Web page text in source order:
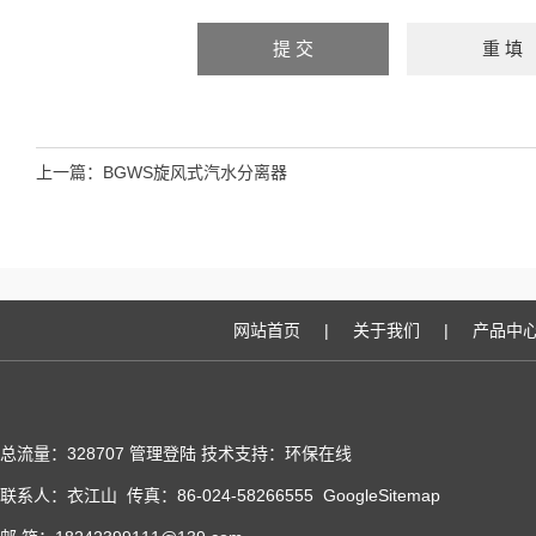
上一篇： BGWS旋风式汽水分离器
网站首页 | 关于我们 | 产品中
总流量：328707 管理登陆 技术支持： 环保在线
联系人：衣江山 传真：86-024-58266555 GoogleSitemap